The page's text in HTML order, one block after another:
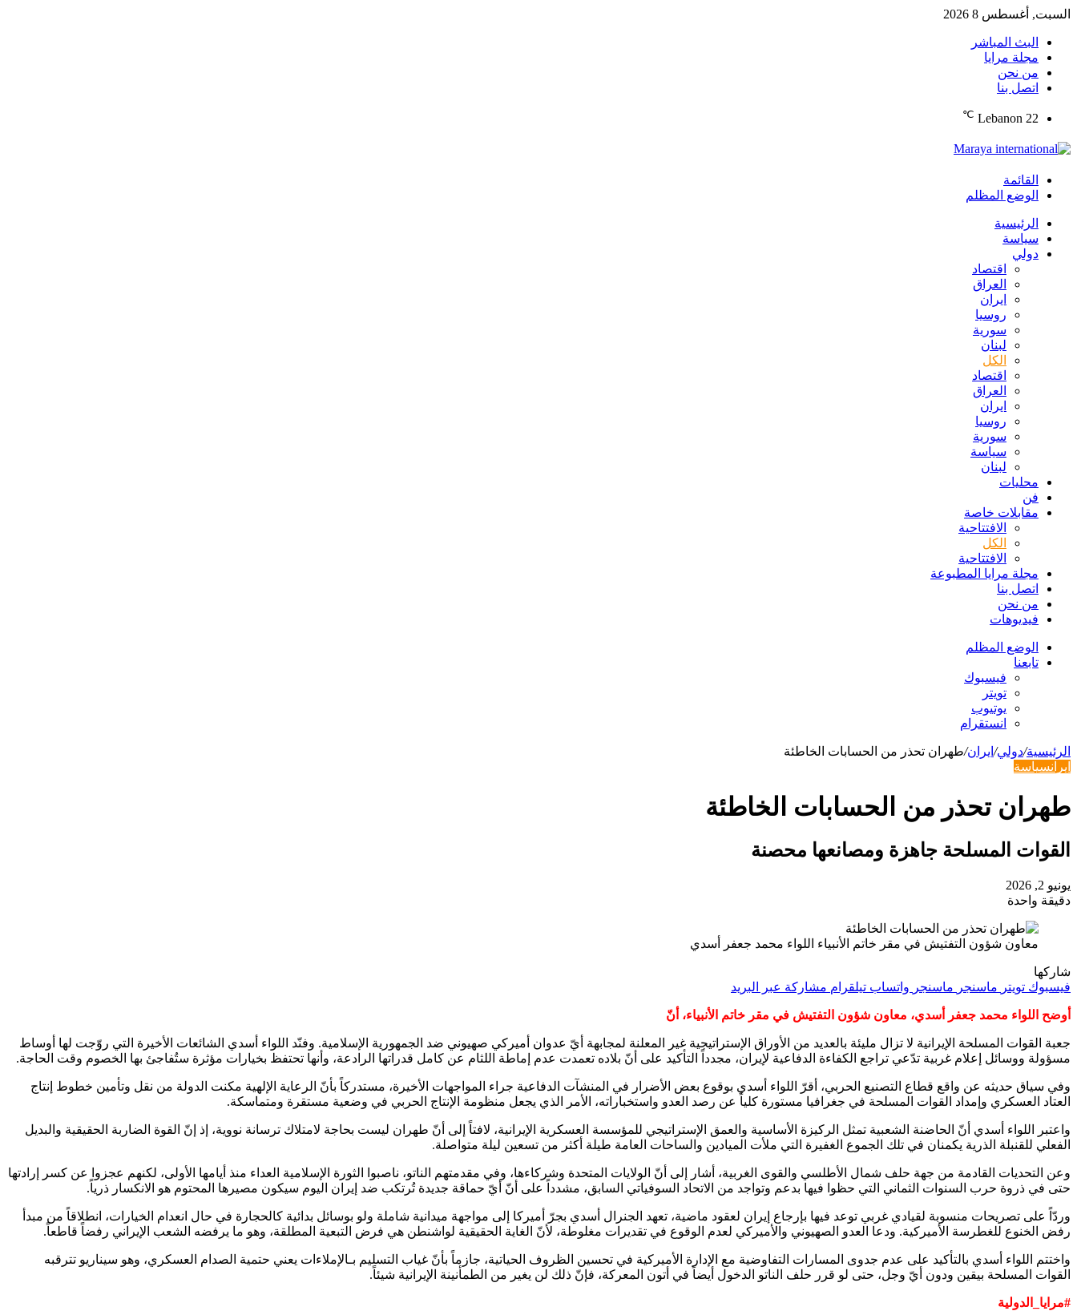
السبت, أغسطس 8 2026
البث المباشر
مجلة مرايا
من نحن
اتصل بنا
Lebanon 22
℃
القائمة
الوضع المظلم
الرئيسية
سياسة
دولي
اقتصاد
العراق
ايران
روسيا
سورية
لبنان
الكل
اقتصاد
العراق
ايران
روسيا
سورية
سياسة
لبنان
محليات
فن
مقابلات خاصة
الافتتاحیة
الكل
الافتتاحیة
مجلة مرايا المطبوعة
اتصل بنا
من نحن
فيديوهات
الوضع المظلم
تابعنا
فيسبوك
تويتر
يوتيوب
انستقرام
الرئيسية/دولي/ ايران/طهران تحذر من الحسابات الخاطئة
ايرانسياسة
طهران تحذر من الحسابات الخاطئة
القوات المسلحة جاهزة ومصانعها محصنة
يونيو 2, 2026
دقيقة واحدة
معاون شؤون التفتيش في مقر خاتم الأنبياء اللواء محمد جعفر أسدي
شاركها
فيسبوك تويتر ماسنجر ماسنجر واتساب تيلقرام مشاركة عبر البريد
أوضح اللواء محمد جعفر أسدي، معاون شؤون التفتيش في مقر خاتم الأنبياء، أنّ
جعبة القوات المسلحة الإيرانية لا تزال مليئة بالعديد من الأوراق الإستراتيجية غير المعلنة لمجابهة أيّ عدوان أميركي صهيوني ضد الجمهورية الإسلامية. وفنّد اللواء أسدي الشائعات الأخيرة التي روّجت لها أوساط
مسؤولة ووسائل إعلام غربية تدّعي تراجع الكفاءة الدفاعية لإيران، مجدداً التأكيد على أنّ بلاده تعمدت عدم إماطة اللثام عن كامل قدراتها الرادعة، وأنها تحتفظ بخيارات مؤثرة ستُفاجئ بها الخصوم وقت الحاجة.
وفي سياق حديثه عن واقع قطاع التصنيع الحربي، أقرّ اللواء أسدي بوقوع بعض الأضرار في المنشآت الدفاعية جراء المواجهات الأخيرة، مستدركاً بأنّ الرعاية الإلهية مكنت الدولة من نقل وتأمين خطوط إنتاج
العتاد العسكري وإمداد القوات المسلحة في جغرافيا مستورة كلياً عن رصد العدو واستخباراته، الأمر الذي يجعل منظومة الإنتاج الحربي في وضعية مستقرة ومتماسكة.
واعتبر اللواء أسدي أنّ الحاضنة الشعبية تمثل الركيزة الأساسية والعمق الإستراتيجي للمؤسسة العسكرية الإيرانية، لافتاً إلى أنّ طهران ليست بحاجة لامتلاك ترسانة نووية، إذ إنّ القوة الضاربة الحقيقية والبديل
الفعلي للقنبلة الذرية يكمنان في تلك الجموع الغفيرة التي ملأت الميادين والساحات العامة طيلة أكثر من تسعين ليلة متواصلة.
وعن التحديات القادمة من جهة حلف شمال الأطلسي والقوى الغربية، أشار إلى أنّ الولايات المتحدة وشركاءها، وفي مقدمتهم الناتو، ناصبوا الثورة الإسلامية العداء منذ أيامها الأولى، لكنهم عجزوا عن كسر إرادتها
حتى في ذروة حرب السنوات الثماني التي حظوا فيها بدعم وتواجد من الاتحاد السوفياتي السابق، مشدداً على أنّ أيّ حماقة جديدة تُرتكب ضد إيران اليوم سيكون مصيرها المحتوم هو الانكسار ذرياً.
وردّاً على تصريحات منسوبة لقيادي غربي توعد فيها بإرجاع إيران لعقود ماضية، تعهد الجنرال أسدي بجرّ أميركا إلى مواجهة ميدانية شاملة ولو بوسائل بدائية كالحجارة في حال انعدام الخيارات، انطلاقاً من مبدأ
رفض الخنوع للغطرسة الأميركية. ودعا العدو الصهيوني والأميركي لعدم الوقوع في تقديرات مغلوطة، لأنّ الغاية الحقيقية لواشنطن هي فرض التبعية المطلقة، وهو ما يرفضه الشعب الإيراني رفضاً قاطعاً.
واختتم اللواء أسدي بالتأكيد على عدم جدوى المسارات التفاوضية مع الإدارة الأميركية في تحسين الظروف الحياتية، جازماً بأنّ غياب التسليم بـالإملاءات يعني حتمية الصدام العسكري، وهو سيناريو تترقبه
القوات المسلحة بيقين ودون أيّ وجل، حتى لو قرر حلف الناتو الدخول أيضاً في أتون المعركة، فإنّ ذلك لن يغير من الطمأنينة الإيرانية شيئاً.
#مرايا_الدولية